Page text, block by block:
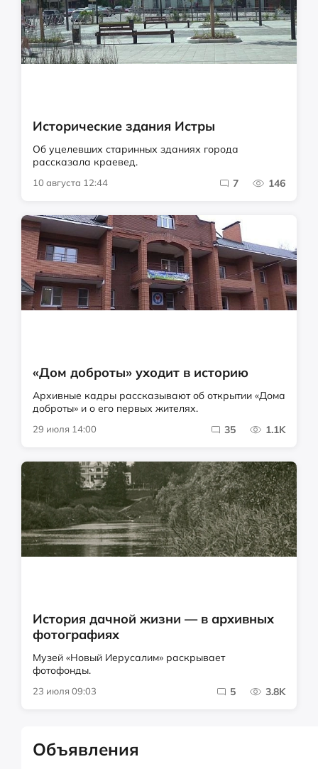
Исторические здания Истры
Об уцелевших старинных зданиях города
рассказала краевед.
10 августа 12:44 7 146
«Дом доброты» уходит в историю
Архивные кадры рассказывают об открытии «Дома
доброты» и о его первых жителях.
29 июля 14:00 35 1.1K
История дачной жизни — в архивных
фотографиях
Музей «Новый Иерусалим» раскрывает
фотофонды.
23 июля 09:03 5 3.8K
Объявления